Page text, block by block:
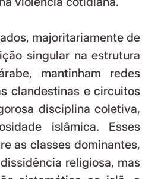
majoritariamente de
singular na estrutura
mantinham redes
clandestinas e circuitos
disciplina coletiva,
islâmica. Esses
as classes dominantes,
religiosa, mas